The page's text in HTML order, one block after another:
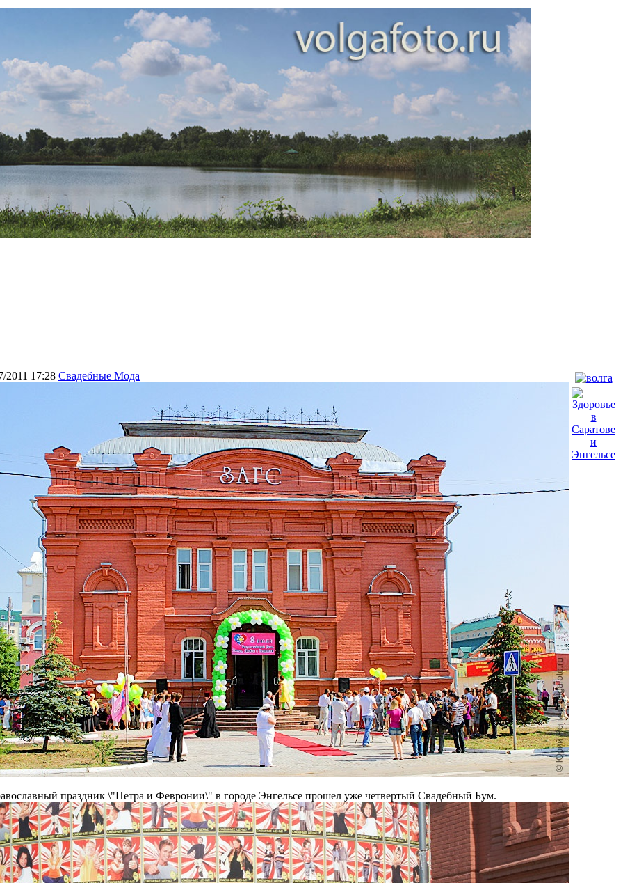
2011 17:28 Свадебные Мода
праздник \"Петра и Февронии\" в городе Энгельсе прошел уже четвертый Свадебный Бум.